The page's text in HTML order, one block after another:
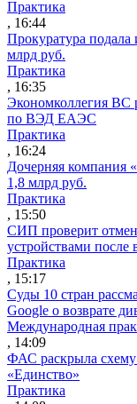
Практика
, 16:44
Прокуратура
млрд руб.
Практика
, 16:35
Экономколлегия ВС
по ВЭД ЕАЭС
Практика
, 16:24
Дочерняя компания
1,8 млрд руб.
Практика
, 15:50
СИП проверит
устройствами после
Практика
, 15:17
Суды 10 стран
Google о возврате
Международная
, 14:09
ФАС раскрыла
«Единство»
Практика